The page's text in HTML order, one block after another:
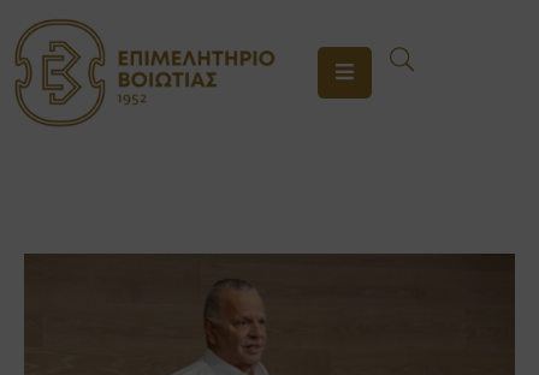
ΤΟ
ΕΠΙΜΕΛΗΤΗΡΙΟ